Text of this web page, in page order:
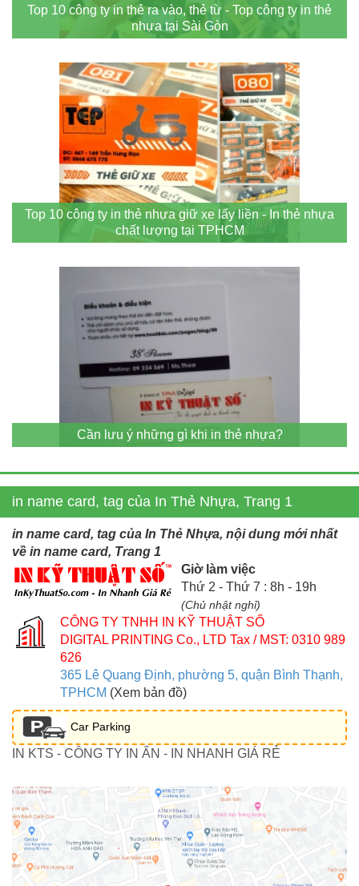
Top 10 công ty in thẻ ra vào, thẻ từ - Top công ty in thẻ
nhựa tại Sài Gòn
Top 10 công ty in thẻ nhựa giữ xe lấy liền - In thẻ nhựa
chất lượng tại TPHCM
Cần lưu ý những gì khi in thẻ nhựa?
in name card, tag của In Thẻ Nhựa, Trang 1
in name card, tag của In Thẻ Nhựa, nội dung mới nhất
về in name card, Trang 1
Giờ làm việc
Thứ 2 - Thứ 7 : 8h - 19h
(Chủ nhật nghỉ)
CÔNG TY TNHH IN KỸ THUẬT SỐ
DIGITAL PRINTING Co., LTD Tax / MST: 0310 989
626
365 Lê Quang Định, phường 5, quận Bình Thạnh,
TPHCM (Xem bản đồ)
Car Parking
IN KTS - CÔNG TY IN ẤN - IN NHANH GIÁ RẺ